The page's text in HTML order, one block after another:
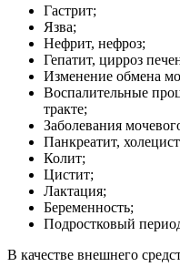
Гастрит;
Язва;
Нефрит, нефроз;
Гепатит, цирроз
Изменение обмена
Воспалительные
тракте;
Заболевания
Панкреатит,
Колит;
Цистит;
Лактация;
Беременность;
Подростковый
В качестве внешнего